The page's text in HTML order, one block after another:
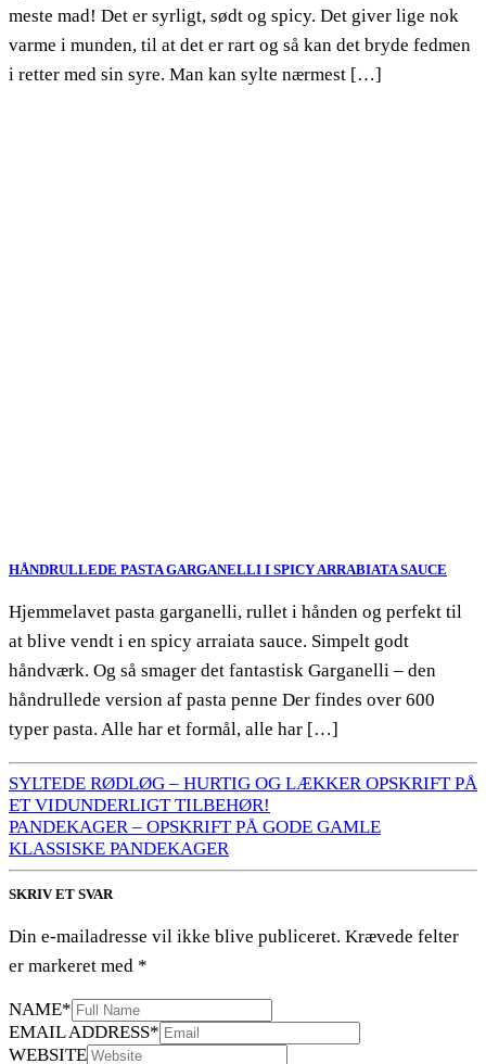
meste mad! Det er syrligt, sødt og spicy. Det giver lige nok
varme i munden, til at det er rart og så kan det bryde fedmen
i retter med sin syre. Man kan sylte nærmest […]
HÅNDRULLEDE PASTA GARGANELLI I SPICY ARRABIATA SAUCE
Hjemmelavet pasta garganelli, rullet i hånden og perfekt til
at blive vendt i en spicy arraiata sauce. Simpelt godt
håndværk. Og så smager det fantastisk Garganelli – den
håndrullede version af pasta penne Der findes over 600
typer pasta. Alle har et formål, alle har […]
SYLTEDE RØDLØG – HURTIG OG LÆKKER OPSKRIFT PÅ
ET VIDUNDERLIGT TILBEHØR!
PANDEKAGER – OPSKRIFT PÅ GODE GAMLE
KLASSISKE PANDEKAGER
SKRIV ET SVAR
Din e-mailadresse vil ikke blive publiceret. Krævede felter
er markeret med *
NAME*
EMAIL ADDRESS*
WEBSITE